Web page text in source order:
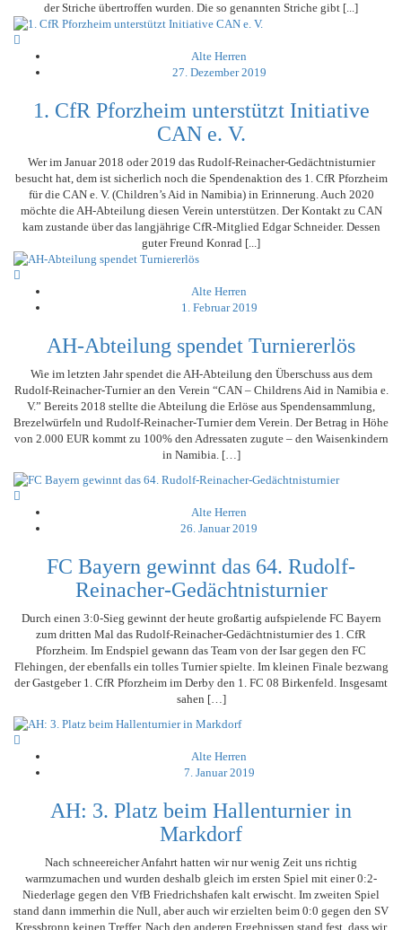
der Striche übertroffen wurden. Die so genannten Striche gibt [...]
Alte Herren
27. Dezember 2019
1. CfR Pforzheim unterstützt Initiative
CAN e. V.
Wer im Januar 2018 oder 2019 das Rudolf-Reinacher-Gedächtnisturnier
besucht hat, dem ist sicherlich noch die Spendenaktion des 1. CfR Pforzheim
für die CAN e. V. (Children’s Aid in Namibia) in Erinnerung. Auch 2020
möchte die AH-Abteilung diesen Verein unterstützen. Der Kontakt zu CAN
kam zustande über das langjährige CfR-Mitglied Edgar Schneider. Dessen
guter Freund Konrad [...]
Alte Herren
1. Februar 2019
AH-Abteilung spendet Turniererlös
Wie im letzten Jahr spendet die AH-Abteilung den Überschuss aus dem
Rudolf-Reinacher-Turnier an den Verein “CAN – Childrens Aid in Namibia e.
V.” Bereits 2018 stellte die Abteilung die Erlöse aus Spendensammlung,
Brezelwürfeln und Rudolf-Reinacher-Turnier dem Verein. Der Betrag in Höhe
von 2.000 EUR kommt zu 100% den Adressaten zugute – den Waisenkindern
in Namibia. […]
Alte Herren
26. Januar 2019
FC Bayern gewinnt das 64. Rudolf-
Reinacher-Gedächtnisturnier
Durch einen 3:0-Sieg gewinnt der heute großartig aufspielende FC Bayern
zum dritten Mal das Rudolf-Reinacher-Gedächtnisturnier des 1. CfR
Pforzheim. Im Endspiel gewann das Team von der Isar gegen den FC
Flehingen, der ebenfalls ein tolles Turnier spielte. Im kleinen Finale bezwang
der Gastgeber 1. CfR Pforzheim im Derby den 1. FC 08 Birkenfeld. Insgesamt
sahen […]
Alte Herren
7. Januar 2019
AH: 3. Platz beim Hallenturnier in
Markdorf
Nach schneereicher Anfahrt hatten wir nur wenig Zeit uns richtig
warmzumachen und wurden deshalb gleich im ersten Spiel mit einer 0:2-
Niederlage gegen den VfB Friedrichshafen kalt erwischt. Im zweiten Spiel
stand dann immerhin die Null, aber auch wir erzielten beim 0:0 gegen den SV
Kressbronn keinen Treffer. Nach den anderen Ergebnissen stand fest, dass wir